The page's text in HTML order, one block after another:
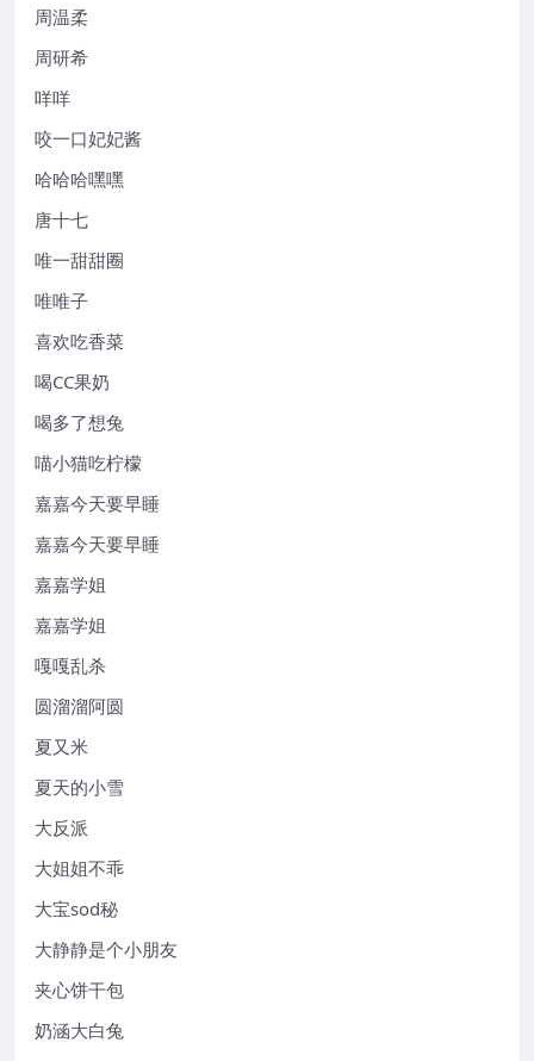
周温柔
周研希
咩咩
咬一口妃妃酱
哈哈哈嘿嘿
唐十七
唯一甜甜圈
唯唯子
喜欢吃香菜
喝CC果奶
喝多了想兔
喵小猫吃柠檬
嘉嘉今天要早睡
嘉嘉今天要早睡
嘉嘉学姐
嘉嘉学姐
嘎嘎乱杀
圆溜溜阿圆
夏又米
夏天的小雪
大反派
大姐姐不乖
大宝sod秘
大静静是个小朋友
夹心饼干包
奶涵大白兔